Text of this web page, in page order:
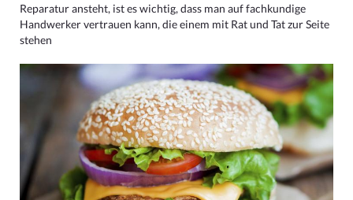
Reparatur ansteht, ist es wichtig, dass man auf fachkundige
Handwerker vertrauen kann, die einem mit Rat und Tat zur Seite
stehen